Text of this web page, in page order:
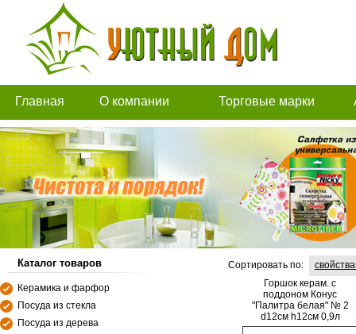
Главная О компании Торговые марки
Каталог товаров
Керамика и фарфор
Посуда из стекла
Посуда из дерева
Сортировать по:
Горшок керам. с
поддоном Конус
"Палитра белая" № 2
d12см h12см 0,9л